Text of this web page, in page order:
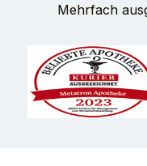
Mehrfach